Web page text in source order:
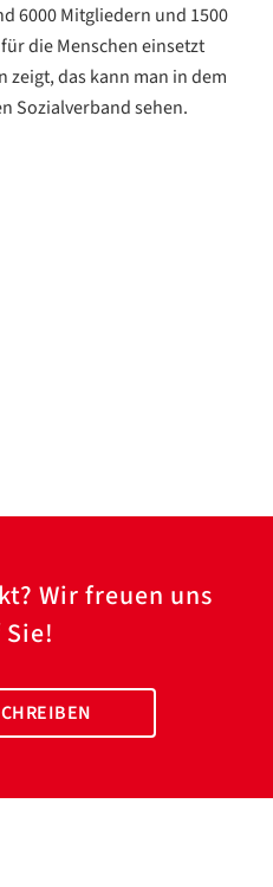
6000 Mitgliedern und 1500
die Menschen einsetzt
zeigt, das kann man in dem
Sozialverband sehen.
Wir freuen uns